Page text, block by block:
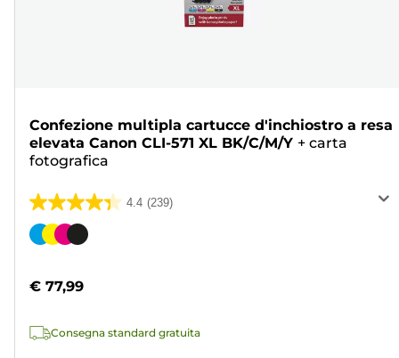
Confezione multipla cartucce d'inchiostro a resa
elevata Canon CLI-571 XL BK/C/M/Y + carta
fotografica
4.4 (239)
4.4
su
239
Cartuccia
€ 77,99
Consegna standard gratuita